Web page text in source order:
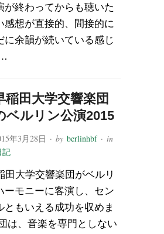
が終わってからも聴いた
感想が直接的、間接的に
に余韻が続いている感じ
稲田大学交響楽団
ベルリン公演2015
年3月28日 · byberlinhbf· in
記
田大学交響楽団がベルリ
ーモニーに客演し、セン
ともいえる成功を収めま
は、音楽を専門としない